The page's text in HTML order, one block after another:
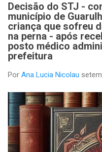
Decisão do STJ -
município de
criança que sofreu
na perna - após
posto médico
prefeitura
Por Ana Lucia Nicolau